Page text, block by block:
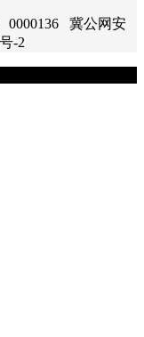
0000136 冀公网安
-2